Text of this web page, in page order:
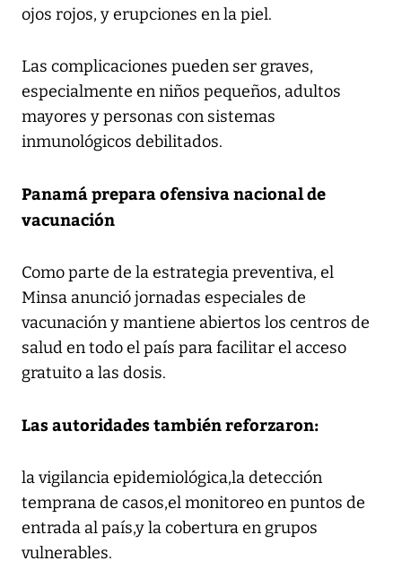
ojos rojos, y erupciones en la piel.
Las complicaciones pueden ser graves,
especialmente en niños pequeños, adultos
mayores y personas con sistemas
inmunológicos debilitados.
Panamá prepara ofensiva nacional de
vacunación
Como parte de la estrategia preventiva, el
Minsa anunció jornadas especiales de
vacunación y mantiene abiertos los centros de
salud en todo el país para facilitar el acceso
gratuito a las dosis.
Las autoridades también reforzaron:
la vigilancia epidemiológica,la detección
temprana de casos,el monitoreo en puntos de
entrada al país,y la cobertura en grupos
vulnerables.